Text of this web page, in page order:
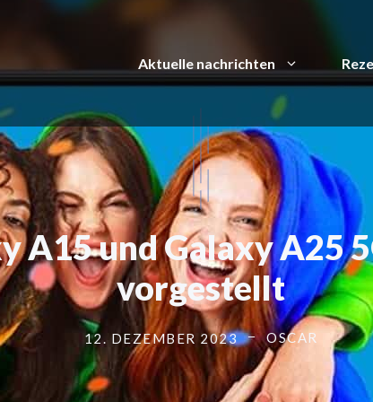
Aktuelle nachrichten
A15 und Galaxy A25
vorgestellt
12. DEZEMBER 2023 OSCAR